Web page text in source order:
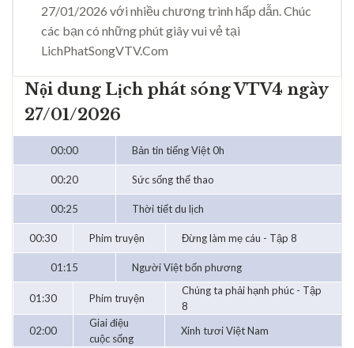
27/01/2026 với nhiều chương trình hấp dẫn. Chúc
các bạn có những phút giây vui vẻ tại
LichPhatSongVTV.Com
Nội dung Lịch phát sóng VTV4 ngày
27/01/2026
00:00 Bản tin tiếng Việt 0h
00:20 Sức sống thể thao
00:25 Thời tiết du lịch
00:30 Phim truyện Đừng làm mẹ cáu - Tập 8
01:15 Người Việt bốn phương
01:30 Phim truyện
Chúng ta phải hạnh phúc - Tập
8
02:00
Giai điệu
cuộc sống
Xinh tươi Việt Nam